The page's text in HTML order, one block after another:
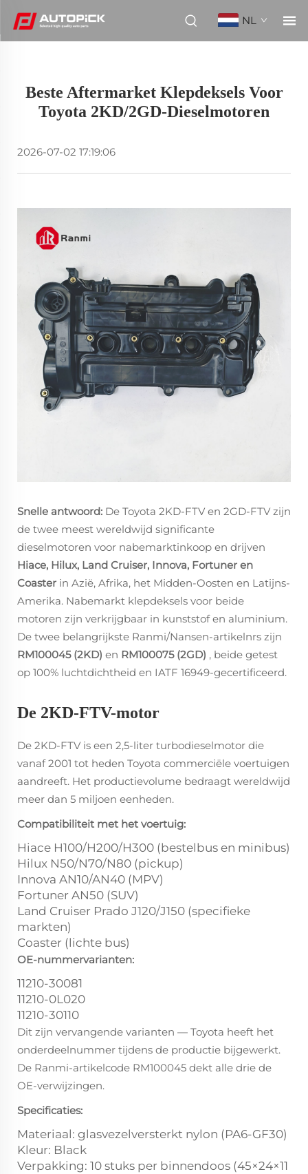
NL
Beste Aftermarket Klepdeksels Voor
Toyota 2KD/2GD-Dieselmotoren
2026-07-02 17:19:06
Snelle antwoord: De Toyota 2KD-FTV en 2GD-FTV zijn
de twee meest wereldwijd significante
dieselmotoren voor nabemarktinkoop en drijven
Hiace, Hilux, Land Cruiser, Innova, Fortuner en
Coaster in Azië, Afrika, het Midden-Oosten en Latijns-
Amerika. Nabemarkt klepdeksels voor beide
motoren zijn verkrijgbaar in kunststof en aluminium.
De twee belangrijkste Ranmi/Nansen-artikelnrs zijn
RM100045 (2KD) en RM100075 (2GD) , beide getest
op 100% luchtdichtheid en IATF 16949-gecertificeerd.
De 2KD-FTV-motor
De 2KD-FTV is een 2,5-liter turbodieselmotor die
vanaf 2001 tot heden Toyota commerciële voertuigen
aandreeft. Het productievolume bedraagt wereldwijd
meer dan 5 miljoen eenheden.
Compatibiliteit met het voertuig:
Hiace H100/H200/H300 (bestelbus en minibus)
Hilux N50/N70/N80 (pickup)
Innova AN10/AN40 (MPV)
Fortuner AN50 (SUV)
Land Cruiser Prado J120/J150 (specifieke
markten)
Coaster (lichte bus)
OE-nummervarianten:
11210-30081
11210-0L020
11210-30110
Dit zijn vervangende varianten — Toyota heeft het
onderdeelnummer tijdens de productie bijgewerkt.
De Ranmi-artikelcode RM100045 dekt alle drie de
OE-verwijzingen.
Specificaties:
Materiaal: glasvezelversterkt nylon (PA6-GF30)
Kleur: Black
Verpakking: 10 stuks per binnendoos (45×24×11